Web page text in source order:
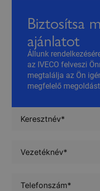
Biztosítsa
ajánlatot
Állunk
az IVECO felveszi
megtalálja az Ön
megfelelő